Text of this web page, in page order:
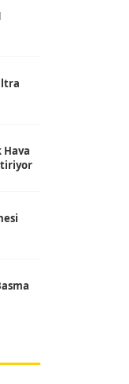
Hava